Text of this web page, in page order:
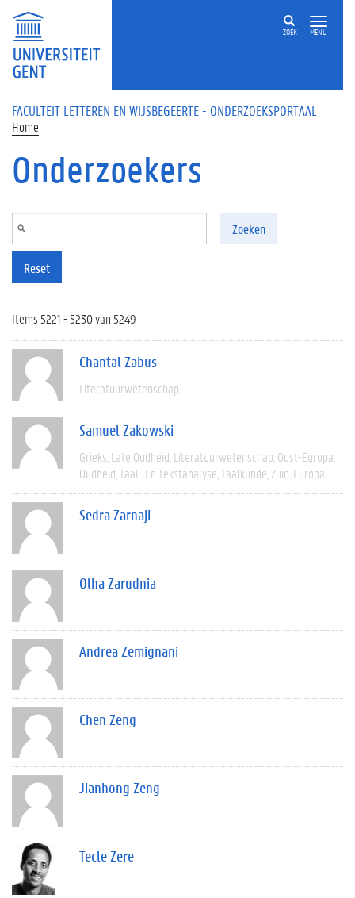
Overslaan en naar de inhoud gaan
ZOEK MENU
FACULTEIT LETTEREN EN WIJSBEGEERTE - ONDERZOEKSPORTAAL
Home
Onderzoekers
Zoeken
Reset
Items 5221 - 5230 van 5249
Chantal Zabus
Literatuurwetenschap
Samuel Zakowski
Grieks Late Oudheid Literatuurwetenschap Oost-Europa
Oudheid Taal- En Tekstanalyse Taalkunde Zuid-Europa
Sedra Zarnaji
Olha Zarudnia
Andrea Zemignani
Chen Zeng
Jianhong Zeng
Tecle Zere